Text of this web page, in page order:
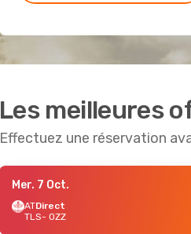
Les meilleures
Effectuez une réservation
Mer. 7 Oct.
ATDirect
TLS- OZZ